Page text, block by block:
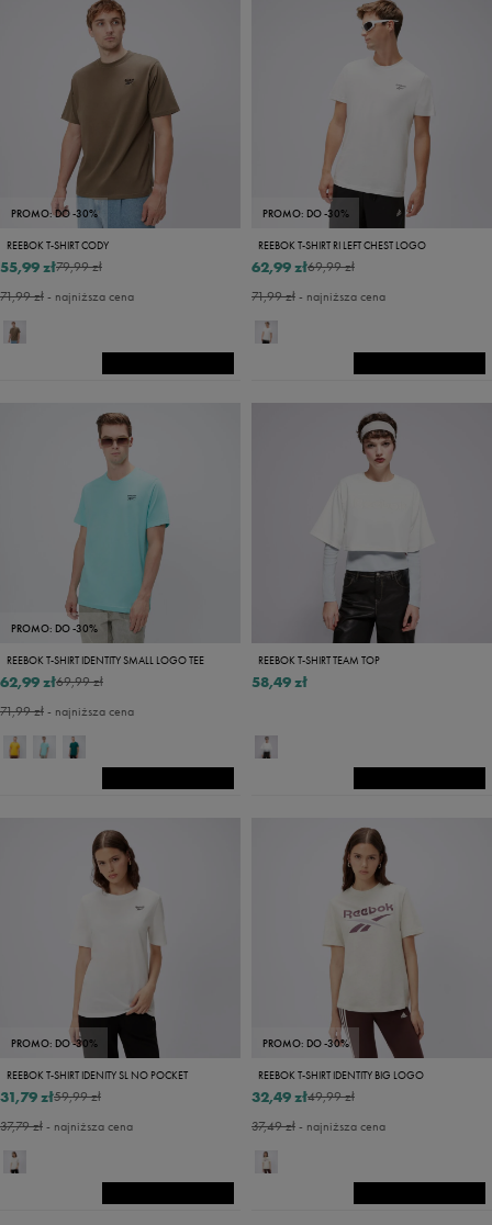
PROMO: DO -30%
REEBOK T-SHIRT CODY
79,99 zł
55,99 zł
71,99 zł- najniższa cena
PROMO: DO -30%
REEBOK T-SHIRT RI LEFT CHEST LOGO
69,99 zł
62,99 zł
71,99 zł- najniższa cena
PROMO: DO -30%
REEBOK T-SHIRT IDENTITY SMALL LOGO TEE
69,99 zł
62,99 zł
71,99 zł- najniższa cena
REEBOK T-SHIRT TEAM TOP
58,49 zł
PROMO: DO -30%
REEBOK T-SHIRT IDENITY SL NO POCKET
59,99 zł
31,79 zł
37,79 zł- najniższa cena
PROMO: DO -30%
REEBOK T-SHIRT IDENTITY BIG LOGO
49,99 zł
32,49 zł
37,49 zł- najniższa cena